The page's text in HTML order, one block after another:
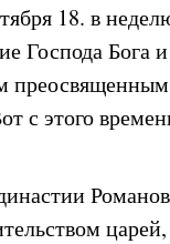
18. в
Господа Бога
с этого